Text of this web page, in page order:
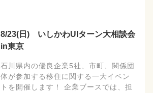
8/23(日) いしかわUIターン大相談会
in東京
石川県内の優良企業5社、市町、関係団
体が参加する移住に関する一大イベン
トを開催します！ 企業ブースでは、担